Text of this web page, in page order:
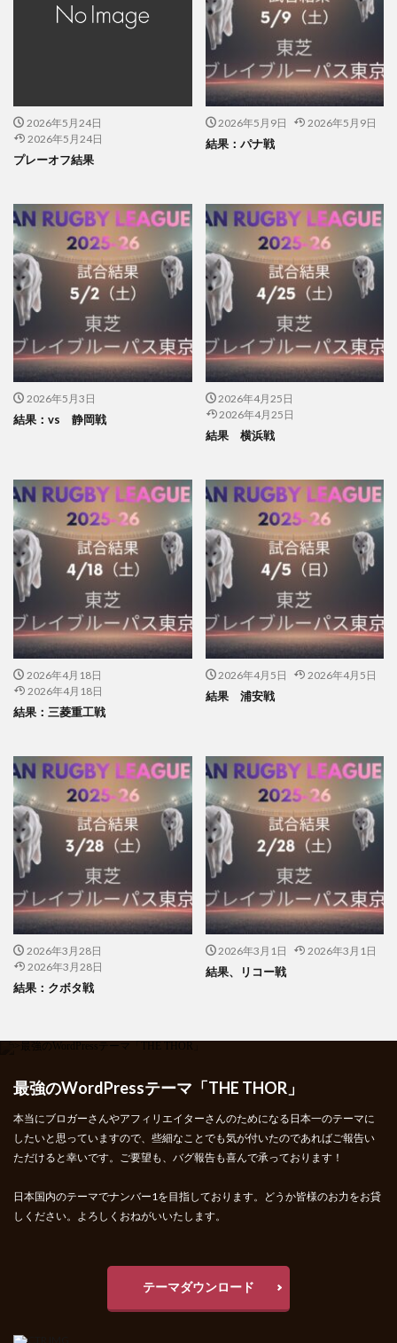
2026年5月24日
2026年5月24日
プレーオフ結果
2026年5月9日 2026年5月9日
結果：パナ戦
2026年5月3日
結果：vs 静岡戦
2026年4月25日
2026年4月25日
結果 横浜戦
2026年4月18日
2026年4月18日
結果：三菱重工戦
2026年4月5日 2026年4月5日
結果 浦安戦
2026年3月28日
2026年3月28日
結果：クボタ戦
2026年3月1日 2026年3月1日
結果、リコー戦
最強のWordPressテーマ「THE THOR」
本当にブロガーさんやアフィリエイターさんのためになる日本一のテーマに
したいと思っていますので、些細なことでも気が付いたのであればご報告い
ただけると幸いです。ご要望も、バグ報告も喜んで承っております！
日本国内のテーマでナンバー1を目指しております。どうか皆様のお力をお貸
しください。よろしくおねがいいたします。
テーマダウンロード